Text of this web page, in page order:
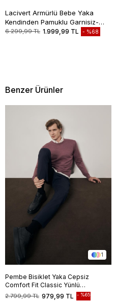
Lacivert Armürlü Bebe Yaka
Kendinden Pamuklu Garnisiz-
Biyesiz Standart Fit Mont
6.299,99 TL 1.999,99 TL %68
Benzer Ürünler
1
Pembe Bisiklet Yaka Cepsiz
Comfort Fit Classic Yünlü
Triko Kazak 1012255006
979,99 TL
2.799,99 TL %65